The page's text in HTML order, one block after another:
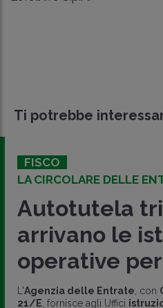
Ti potrebbe
FISCO
LA CIRCOLARE DELLE
Autotutela
arrivano le
operative
L'Agenzia delle Entrate, con
21/E, fornisce agli Uffici